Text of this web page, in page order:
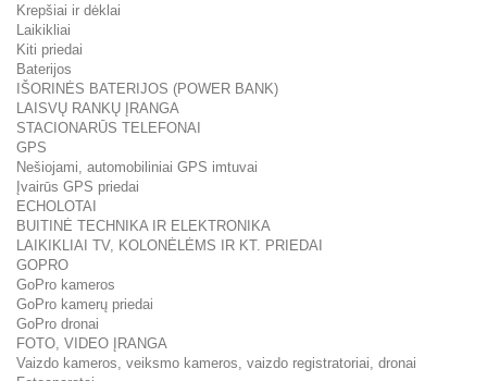
Krepšiai ir dėklai
Laikikliai
Kiti priedai
Baterijos
IŠORINĖS BATERIJOS (POWER BANK)
LAISVŲ RANKŲ ĮRANGA
STACIONARŪS TELEFONAI
GPS
Nešiojami, automobiliniai GPS imtuvai
Įvairūs GPS priedai
ECHOLOTAI
BUITINĖ TECHNIKA IR ELEKTRONIKA
LAIKIKLIAI TV, KOLONĖLĖMS IR KT. PRIEDAI
GOPRO
GoPro kameros
GoPro kamerų priedai
GoPro dronai
FOTO, VIDEO ĮRANGA
Vaizdo kameros, veiksmo kameros, vaizdo registratoriai, dronai